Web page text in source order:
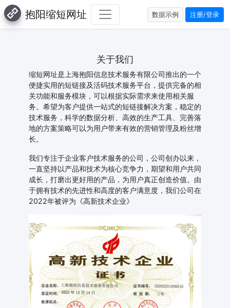
抱阳缩短网址 数据示例 注册/登录
关于我们
缩短网址是上海抱阳信息技术服务有限公司推出的一个
便捷实用的短链接及活码技术服务平台，提供完备的相
关功能和服务模块，可以根据实际需求来使用相关服
务。希望为客户提供一站式的短链接解决方案，稳定的
技术服务，科学的数据分析、高效的生产工具、完善落
地的方案策略可以为用户带来有效的营销管理及粉丝增
长。
我们专注于企业客户技术服务的公司，公司创办以来，
一直坚持以产品和技术为核心竞争力，期望和用户共同
成长，打磨出更好用的产品，为用户真正创造价值。由
于拥有技术的先进性和高度的客户满意度，我们公司在
2022年被评为《高新技术企业》